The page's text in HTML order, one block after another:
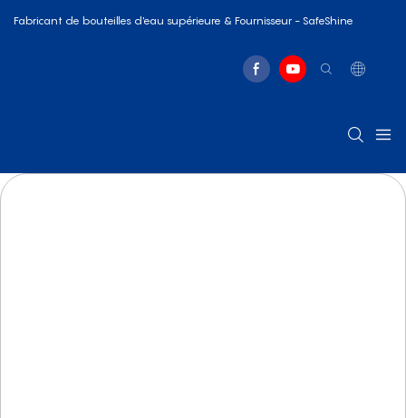
Fabricant de bouteilles d'eau supérieure & Fournisseur - SafeShine